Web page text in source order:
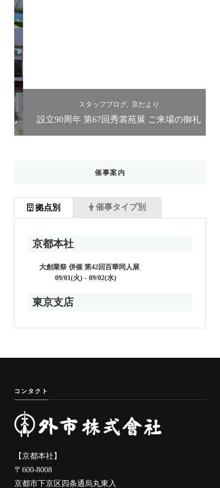
スタッフブログ 京だより
設立90周年 第67回秀裳苑展 ご来場の御礼
催事案内
拠点別
京都本社
大創業祭 併催 第42回百華同人展
09/01(火) - 09/02(水)
東京支店
催事タイプ別
コンタクト
【京都本社】
〒600-8008
京都市下京区四条通烏丸東入